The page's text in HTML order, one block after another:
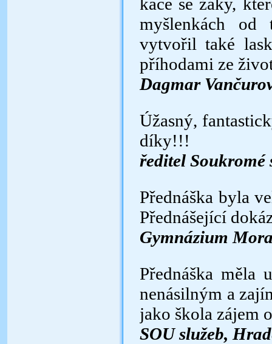
myšlenkách od
vytvořil také
příhodami ze
Dagmar
Úžasný,
díky!!!
ředitel
Přednáška byla
Předná­šející
Gymnázium
Přednáška měla
nenásilným a
jako škola zájem
SOU služeb,